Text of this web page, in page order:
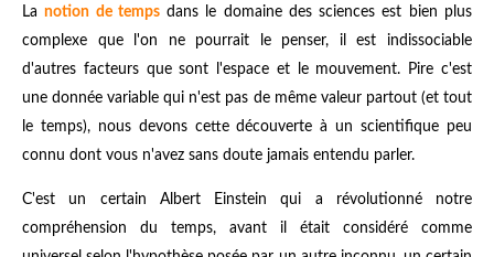
Lanotion de tempsdans le domaine des sciences est bien plus
complexe que l'on ne pourrait le penser, il est indissociable
d'autres facteurs que sont l'espace et le mouvement. Pire c'est
une donnée variable qui n'est pas de même valeur partout (et tout
le temps), nous devons cette découverte à un scientifique peu
connu dont vous n'avez sans doute jamais entendu parler.
C'est un certain Albert Einstein qui a révolutionné notre
compréhension du temps, avant il était considéré comme